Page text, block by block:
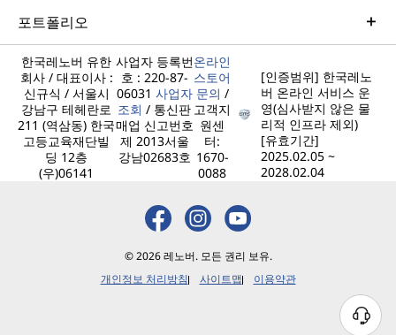
포트폴리오
한국레노버 유한
회사 / 대표이사 :
신규식 / 서울시
강남구 테헤란로
211 (역삼동) 한국
고등교육재단빌
딩 12층
(우)06141
사업자 등록번
호 : 220-87-
06031 사업자
조회 / 통신판
매업 신고번호
제 2013서울
강남02683호
온라인
스토어
문의 /
고객지
원센
터:
1670-
0088
[인증범위] 한국레노
버 온라인 서비스 운
영(심사받지 않은 물
리적 인프라 제외)
[유효기간]
2025.02.05 ~
2028.02.04
© 2026 레노버. 모든 권리 보유.
개인정보 처리방침
사이트맵 이용약관